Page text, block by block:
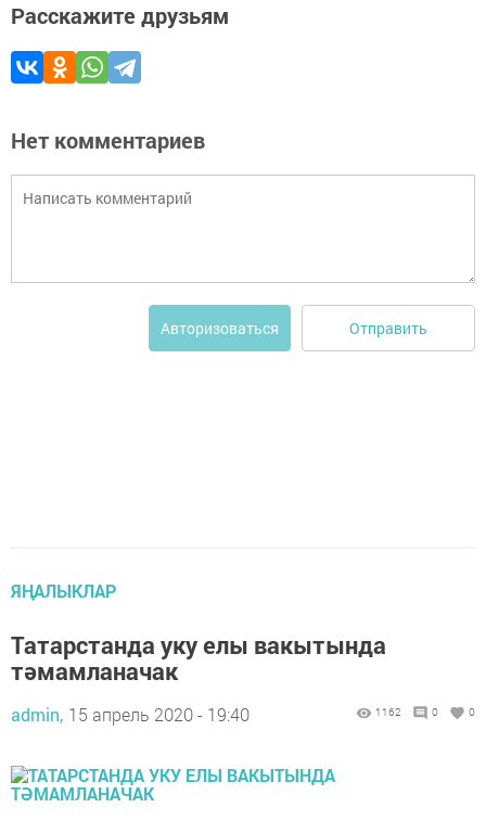
Расскажите друзьям
Нет комментариев
Авторизоваться Отправить
ЯҢАЛЫКЛАР
Татарстанда уку елы вакытында
тәмамланачак
admin, 15 апрель 2020 - 19:40 1162 0 0